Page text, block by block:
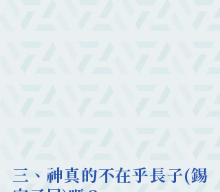
三、神真的不在乎長子(錫